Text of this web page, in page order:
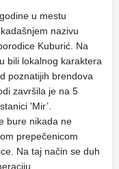
u mestu
nazivu
Kuburić. Na
bili lokalnog karaktera
poznatijih brendova
završila je na 5
'Mir’.
bure nikada ne
prepečenicom
Na taj način se duh